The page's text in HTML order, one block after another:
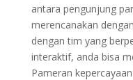
antara pengunjung
merencanakan
dengan tim yang
interaktif, anda bisa
Pameran